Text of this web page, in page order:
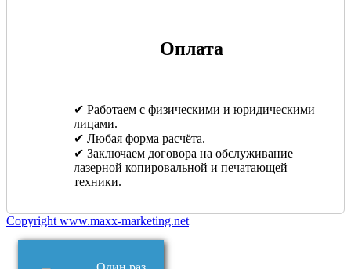
Оплата
✔ Работаем с физическими и юридическими
лицами.
✔ Любая форма расчёта.
✔ Заключаем договора на обслуживание
лазерной копировальной и печатающей
техники.
Copyright www.maxx-marketing.net